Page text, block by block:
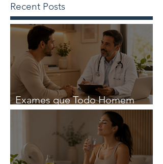
Recent Posts
Exames que Todo Homem
Deveria Fazer Regularmente